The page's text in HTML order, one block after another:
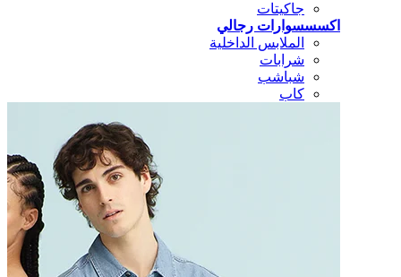
جاكيتات
اكسسسوارات رجالي
الملابس الداخلية
شرابات
شباشب
كاب